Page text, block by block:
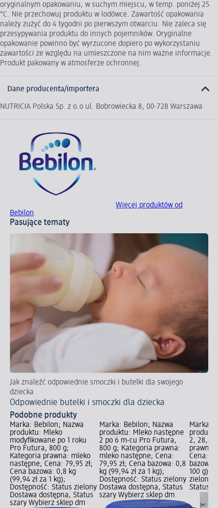
oryginalnym opakowaniu, w suchym miejscu, w temp. poniżej 25
°C. Nie przechowuj produktu w lodówce. Zawartość opakowania
należy zużyć do 4 tygodni po pierwszym otwarciu. Nie zaleca się
przesypywania produktu do innych pojemników. Oryginalne
opakowanie powinno być wyrzucone dopiero po wykorzystaniu
zawartości ze względu na umieszczone na nim ważne informacje.
Produkt pakowany w atmosferze ochronnej.
Dane producenta/importera
NUTRICIA Polska Sp. z o.o ul. Bobrowiecka 8, 00-728 Warszawa
Więcej produktów od
Bebilon
Pasujące tematy
Jak znaleźć odpowiednie smoczki i butelki dla swojego
dziecka
Odpowiednie butelki i smoczki dla dziecka
Podobne produkty
Marka: Bebilon; Nazwa
produktu: Mleko
modyfikowane po 1 roku
Pro Futura, 800 g;
Kategoria prawna: mleko
następne; Cena: 79,95 zł;
Cena bazowa: 0,8 kg
(99,94 zł za 1 kg);
Dostępność: Status zielony
Dostawa dostępna, Status
szary Wybierz sklep dm
Marka: Bebilon; Nazwa
produktu: Mleko następne
2 po 6 m-cu Pro Futura,
800 g; Kategoria prawna:
mleko następne; Cena:
79,95 zł; Cena bazowa: 0,8
kg (99,94 zł za 1 kg);
Dostępność: Status zielony
Dostawa dostępna, Status
szary Wybierz sklep dm
Marka:
2, 28,8
prawna:
Cena:
bazowa:
100 g);
zielony
Status